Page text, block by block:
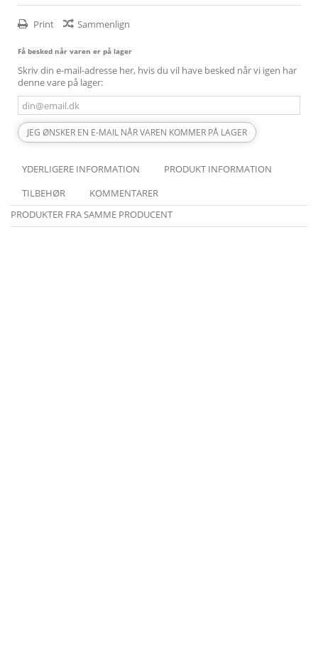
Print Sammenlign
Få besked når varen er på lager
Skriv din e-mail-adresse her, hvis du vil have besked når vi igen har
denne vare på lager:
JEG ØNSKER EN E-MAIL NÅR VAREN KOMMER PÅ LAGER
YDERLIGERE INFORMATION
PRODUKT INFORMATION
TILBEHØR
KOMMENTARER
PRODUKTER FRA SAMME PRODUCENT